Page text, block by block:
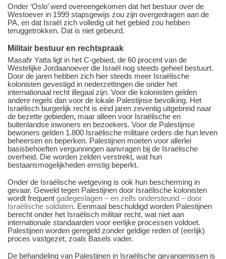
Onder ‘Oslo’ werd overeengekomen dat het bestuur over de
Westoever in 1999 stapsgewijs zou zijn overgedragen aan de
PA, en dat Israël zich volledig uit het gebied zou hebben
teruggetrokken. Dat is niet gebeurd.
Militair bestuur en rechtspraak
Masafir Yatta ligt in het C-gebied, de 60 procent van de
Westelijke Jordaanoever die Israël nog steeds geheel bestuurt.
Door de jaren hebben zich hier steeds meer Israëlische
kolonisten gevestigd in nederzettingen die onder het
internationaal recht illegaal zijn. Voor die kolonisten gelden
andere regels dan voor de lokale Palestijnse bevolking. Het
Israëlisch burgerlijk recht is eind jaren zeventig uitgebreid naar
de bezette gebieden, maar alleen voor Israëlische en
buitenlandse inwoners en bezoekers. Voor de Palestijnse
bewoners gelden 1.800 Israëlische militaire orders die hun leven
beheersen en beperken. Palestijnen moeten voor allerlei
basisbehoeften vergunningen aanvragen bij de Israëlische
overheid. Die worden zelden verstrekt, wat hun
bestaansmogelijkheden ernstig beperkt.
Onder de Israëlische wetgeving is ook hun bescherming in
gevaar. Geweld tegen Palestijnen door Israëlische kolonisten
wordt frequent gadegeslagen – en zelfs ondersteund – door
Israëlische soldaten. Eenmaal beschuldigd worden Palestijnen
berecht onder het Israëlisch militair recht, wat niet aan
internationale standaarden voor eerlijke processen voldoet.
Palestijnen worden geregeld zonder geldige reden of (eerlijk)
proces vastgezet, zoals Basels vader.
De behandeling van Palestijnen in Israëlische gevangenissen is